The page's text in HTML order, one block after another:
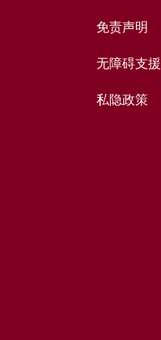
免责声明
无障碍支援
私隐政策